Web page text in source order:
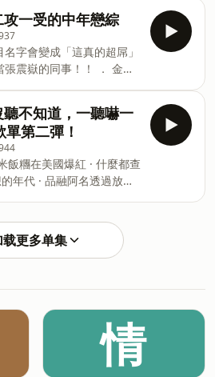
場 ．
基情四射的問
讓了 ． 絕地反攻
舌的戰神》 ． 終極一
人組《嘻
（四）
網址：
8zaqrb 「嘻
，從來不是別人給的封
暗影中，依然敢握緊麥克
座失落已久的嘻哈王座。
Die，如果成王的
攻一受的中年戀綜
名字會變成「這真的超屌」
嶽的同事！！ ． 金曲
版開賣啦！！ ． 中年
一首台灣
會挑哪一首呢？ ． 職
和電影團服 【寰宇龍
鉅院特映會】 放映地
（臺北市萬華區成都路88
events/704377fe
by SoundOn
聽不知道，一聽嚇一
第二彈！
在美國爆紅 · 什麼都查
名透過放歌
親了
光中 7. 何
provided by SoundOn
载更多单集
情